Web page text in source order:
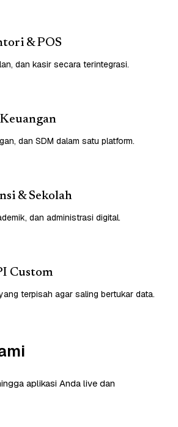
& POS
dan kasir secara terintegrasi.
dan SDM dalam satu platform.
& Sekolah
dan administrasi digital.
Custom
terpisah agar saling bertukar data.
aplikasi Anda live dan